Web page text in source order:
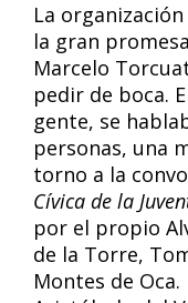
La
la gran
Marcelo
pedir de boca.
gente, se
personas, una
torno a la
Cívica de la
por el propio
de la Torre,
Montes de